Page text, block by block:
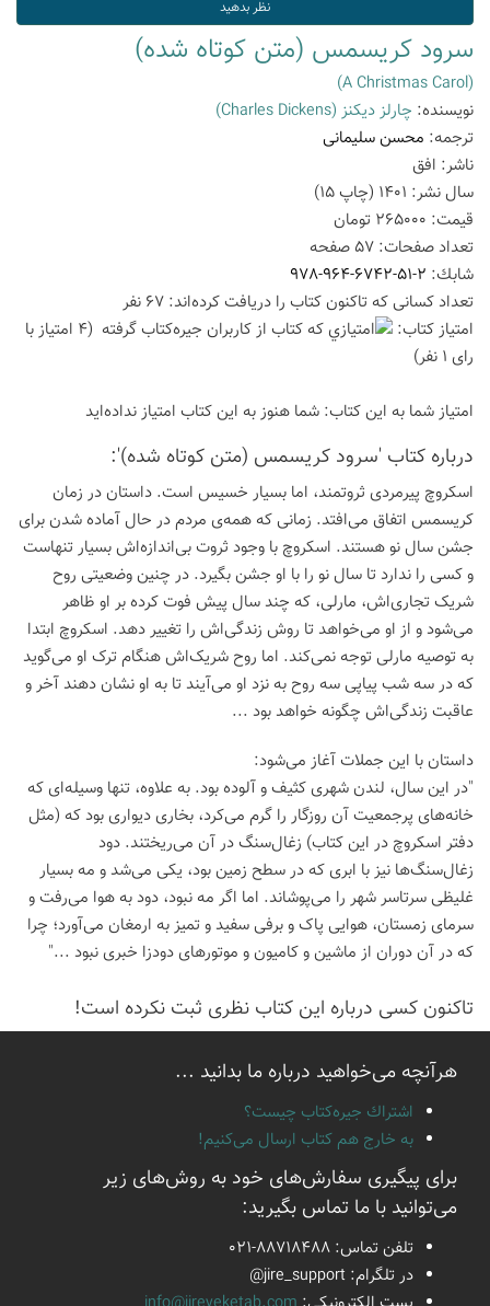
سرود کریسمس (متن کوتاه شده)
(A Christmas Carol)
نویسنده: چارلز دیکنز (Charles Dickens)
ترجمه: محسن سلیمانی
ناشر: افق
سال نشر: 1401 (چاپ15
)
قیمت: 265000 تومان
تعداد صفحات: 57 صفحه
شابك: 978-964-6742-51-2
تعداد كسانی كه تاكنون كتاب را دریافت كرده‌اند: 67 نفر
امتیاز كتاب:
(4 امتیاز با
رای 1 نفر)
امتیاز شما به این كتاب: شما هنوز به این كتاب امتیاز نداده‌اید
درباره كتاب 'سرود کریسمس (متن کوتاه شده)':
اسکروچ پیرمردی ثروتمند، اما بسیار خسیس است. داستان در زمان
کریسمس اتفاق می‌افتد. زمانی که همه‌ی مردم در حال آماده شدن برای
جشن سال نو هستند. اسکروچ با وجود ثروت بی‌اندازه‌اش بسیار تنهاست
و کسی را ندارد تا سال نو را با او جشن بگیرد. در چنین وضعیتی روح
شریک تجاری‌اش، مارلی، که چند سال پیش فوت کرده بر او ظاهر
می‌شود و از او می‌خواهد تا روش زندگی‌اش را تغییر دهد. اسکروچ ابتدا
به توصیه مارلی توجه نمی‌کند. اما روح شریک‌اش هنگام ترک او می‌گوید
که در سه شب پیاپی سه روح به نزد او می‌آیند تا به او نشان دهند آخر و
عاقبت زندگی‌اش چگونه خواهد بود ...
داستان با این جملات آغاز می‌شود:
"در این سال، لندن شهری کثیف و آلوده بود. به علاوه، تنها وسیله‌ای که
خانه‌های پرجمعیت آن روزگار را گرم می‌کرد، بخاری دیواری بود که (مثل
دفتر اسکروچ در این کتاب) زغال‌سنگ در آن می‌ریختند. دود
زغال‌سنگ‌ها نیز با ابری که در سطح زمین بود، یکی می‌شد و مه بسیار
غلیظی سرتاسر شهر را می‌پوشاند. اما اگر مه نبود، دود به هوا می‌رفت و
سرمای زمستان، هوایی پاک و برفی سفید و تمیز به ارمغان می‌آورد؛ چرا
که در آن دوران از ماشین و کامیون و موتورهای دودزا خبری نبود ..."
تاكنون كسی درباره این كتاب نظری ثبت نكرده است!
هرآنچه می‌خواهید درباره ما بدانید ...
اشتراك جيره‌كتاب چيست؟
به خارج هم كتاب ارسال می‌كنیم!
برای پیگیری سفارش‌های خود به روش‌های زیر
می‌توانید با ما تماس بگیرید:
تلفن تماس: 021-88718488
در تلگرام: @jire_support